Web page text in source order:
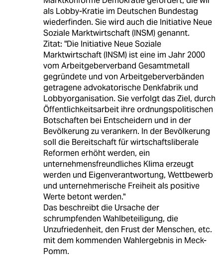
als Lobby-Kratie im Deutschen Bundestag
wiederfinden. Sie wird auch die Initiative Neue
Soziale Marktwirtschaft (INSM) genannt.
Zitat: "Die Initiative Neue Soziale
Marktwirtschaft (INSM) ist eine im Jahr 2000
vom Arbeitgeberverband Gesamtmetall
gegründete und von Arbeitgeberverbänden
getragene advokatorische Denkfabrik und
Lobbyorganisation. Sie verfolgt das Ziel, durch
Öffentlichkeitsarbeit ihre ordnungspolitischen
Botschaften bei Entscheidern und in der
Bevölkerung zu verankern. In der Bevölkerung
soll die Bereitschaft für wirtschaftsliberale
Reformen erhöht werden, ein
unternehmensfreundliches Klima erzeugt
werden und Eigenverantwortung, Wettbewerb
und unternehmerische Freiheit als positive
Werte betont werden."
Das beschreibt die Ursache der
schrumpfenden Wahlbeteiligung, die
Unzufriedenheit, den Frust der Menschen, etc.
mit dem kommenden Wahlergebnis in Meck-
Pomm.